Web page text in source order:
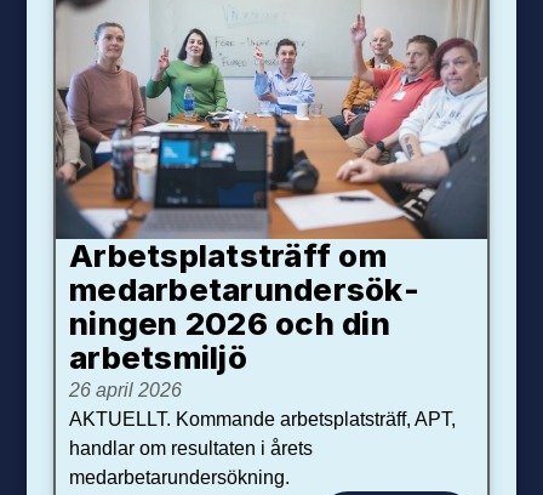
Arbetsplats­träff om
med­arbetar­under­sök­
ningen 2026 och din
arbets­miljö
26 april 2026
AKTUELLT. Kommande arbetsplatsträff, APT,
handlar om resultaten i årets
medarbetarundersökning.